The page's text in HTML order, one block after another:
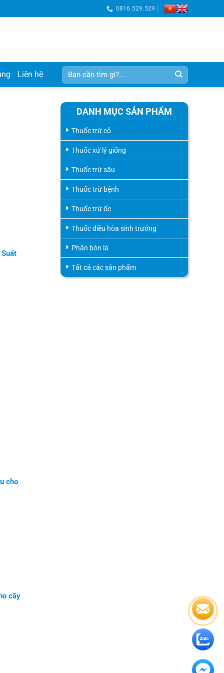
0816.529.529
Liên hệ
Tìm
kiếm:
cho
cây
DANH MỤC SẢN PHẨM
Thuốc trừ cỏ
Thuốc xử lý giống
Thuốc trừ sâu
Thuốc trừ bệnh
Thuốc trừ ốc
Thuốc điều hòa sinh trưởng
Phân bón lá
Tất cả các sản phẩm